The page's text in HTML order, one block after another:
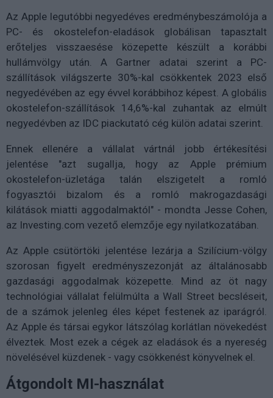
Az Apple legutóbbi negyedéves eredménybeszámolója a
PC- és okostelefon-eladások globálisan tapasztalt
erőteljes visszaesése közepette készült a korábbi
hullámvölgy után. A Gartner adatai szerint a PC-
szállítások világszerte 30%-kal csökkentek 2023 első
negyedévében az egy évvel korábbihoz képest. A globális
okostelefon-szállítások 14,6%-kal zuhantak az elmúlt
negyedévben az IDC piackutató cég külön adatai szerint.
Ennek ellenére a vállalat vártnál jobb értékesítési
jelentése "azt sugallja, hogy az Apple prémium
okostelefon-üzletága talán elszigetelt a romló
fogyasztói bizalom és a romló makrogazdasági
kilátások miatti aggodalmaktól" - mondta Jesse Cohen,
az Investing.com vezető elemzője egy nyilatkozatában.
Az Apple csütörtöki jelentése lezárja a Szilícium-völgy
szorosan figyelt eredményszezonját az általánosabb
gazdasági aggodalmak közepette. Mind az öt nagy
technológiai vállalat felülmúlta a Wall Street becsléseit,
de a számok jelenleg éles képet festenek az iparágról.
Az Apple és társai egykor látszólag korlátlan növekedést
élveztek. Most ezek a cégek az eladások és a nyereség
növelésével küzdenek - vagy csökkenést könyvelnek el.
Átgondolt MI-használat